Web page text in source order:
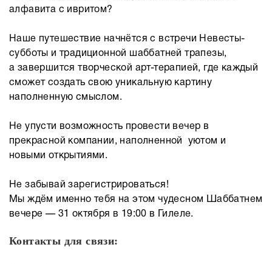
алфавита с ивритом?
Наше путешествие начнётся с встречи Невесты-
субботы и традиционной шаббатней трапезы,
а завершится творческой арт-терапией, где каждый
сможет создать свою уникальную картину
наполненную смыслом.
Не упусти возможность провести вечер в
прекрасной компании, наполненной уютом и
новыми открытиями.
Не забывай зарегистрироваться!
Мы ждём именно тебя на этом чудесном Шаббатнем
вечере — 31 октября в 19:00 в Гилеле.
Контакты для связи: